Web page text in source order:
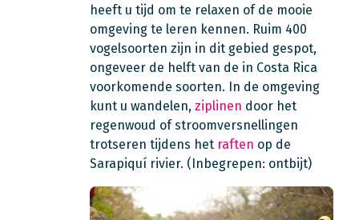
heeft u tijd om te relaxen of de mooie
omgeving te leren kennen. Ruim 400
vogelsoorten zijn in dit gebied gespot,
ongeveer de helft van de in Costa Rica
voorkomende soorten. In de omgeving
kunt u wandelen, ziplinen door het
regenwoud of stroomversnellingen
trotseren tijdens het raften op de
Sarapiquí rivier. (Inbegrepen: ontbijt)